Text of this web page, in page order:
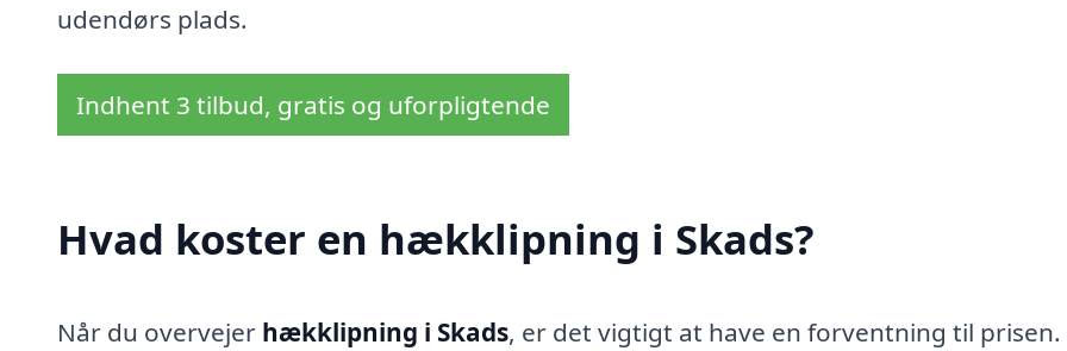
udendørs plads.
Indhent 3 tilbud, gratis og uforpligtende
Hvad koster en hækklipning i Skads?
Når du overvejer hækklipning i Skads, er det vigtigt at have en forventning til prisen.